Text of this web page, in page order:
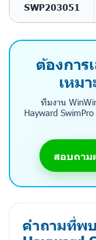
SWP203051
ต้องการ
เหม
ทีมงาน
Hayward
สอบถาม
คำถามที่พ